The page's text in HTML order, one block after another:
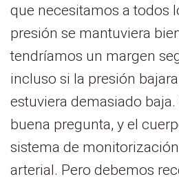
que necesitamos a todos
presión se mantuviera
tendríamos un margen
incluso si la presión
estuviera demasiado baja.
buena pregunta, y el
sistema de
arterial. Pero debemos